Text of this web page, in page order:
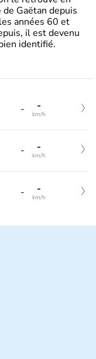
Gaëtan depuis
années 60 et
il est devenu
identifié.
- -
km/h
- -
km/h
- -
km/h